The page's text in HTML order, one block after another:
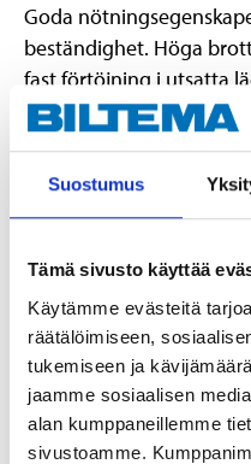
Suostumus
Tämä sivusto käyttää
Käytämme evästeitä
räätälöimiseen,
tukemiseen ja
jaamme sosiaalisen
alan kumppaneillemme
sivustoamme.
Goda
beständighet. Höga
fast förtöjning i utsatta
vikt = linans brottgräns.
Diameter
Längd
Brottgräns
Färg